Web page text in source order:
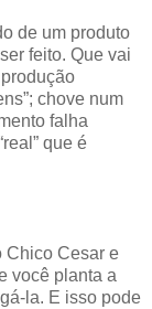
de um produto
feito. Que vai
chove num
falha
que é
Chico Cesar e
você planta a
la. E isso pode